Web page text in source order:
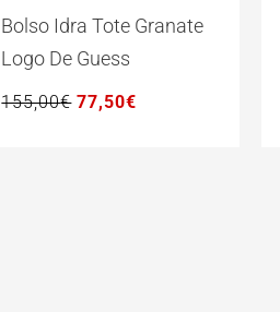
Bolso Idra Tote Granate
Logo De Guess
155,00€
original
era:
155,00€.
77,50€
actual